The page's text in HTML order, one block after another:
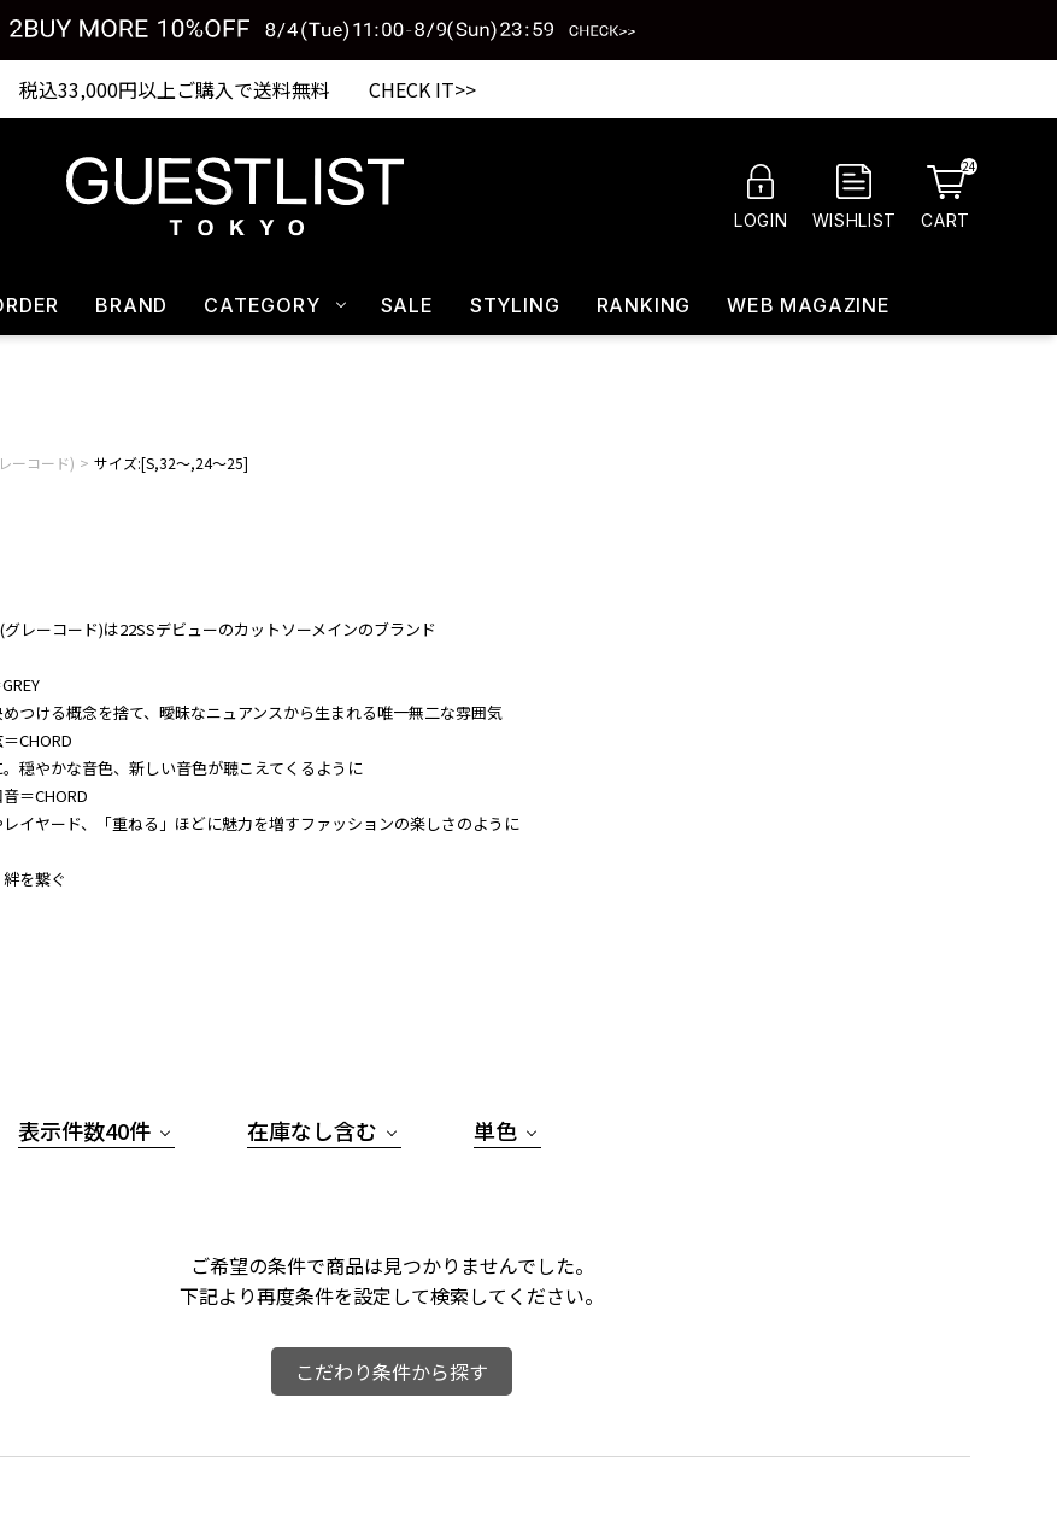
税込33,000円以上ご購入で送料無料 CHECK IT>>
LOGIN WISHLIST CART
24
BRAND CATEGORY SALE STYLING RANKING WEB MAGAZINE
ーコード) サイズ:[S,32～,24～25]
グレーコード)は22SSデビューのカットソーメインのブランド
つける概念を捨て、曖昧なニュアンスから生まれる唯一無二な雰囲気
CHORD
穏やかな音色、新しい音色が聴こえてくるように
＝CHORD
イヤード、「重ねる」ほどに魅力を増すファッションの楽しさのように
を繋ぐ
表示件数40件 在庫なし含む 単色
ご希望の条件で商品は見つかりませんでした。
下記より再度条件を設定して検索してください。
こだわり条件から探す